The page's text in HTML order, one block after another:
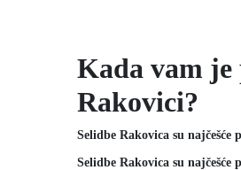
Kada vam je
Rakovici?
Selidbe Rakovica su najčešće
Selidbe Rakovica su najčešće